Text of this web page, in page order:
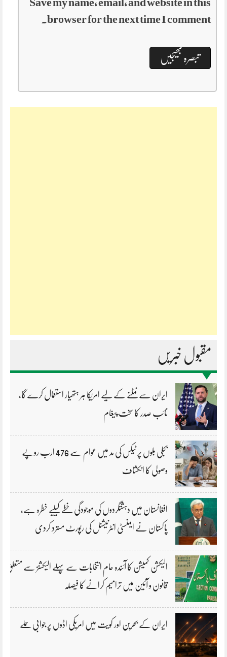
Save my name, email, and website in this
browser for the next time I comment.
مقبول خبریں
ایران سے نمٹنے کے لیے امریکا ہر ہتھیار استعمال کرے گا،
نائب صدر کا سخت پیغام
بجلی بلوں پر ٹیکس کی مد میں عوام سے 476 ارب روپے
وصولی کا انکشاف
افغانستان میں دہشتگردوں کی موجودگی خطے کیلیے خطرہ ہے،
پاکستان نے ایمنسٹی انٹرنیشنل کی رپورٹ مسترد کردی
الیکشن کمیشن کا آئندہ عام انتخابات سے پہلے الیکشنز سے متعلق
قانون و آئین میں ترامیم کرانے کا فیصلہ
ایران کے بحرین اور کویت میں امریکی اڈوں پر جوابی حملے